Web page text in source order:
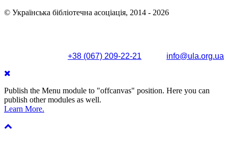
© Українська бібліотечна асоціація, 2014 - 2026
+38 (067) 209-22-21
info@ula.org.ua
Publish the Menu module to "offcanvas" position. Here you can
publish other modules as well.
Learn More.